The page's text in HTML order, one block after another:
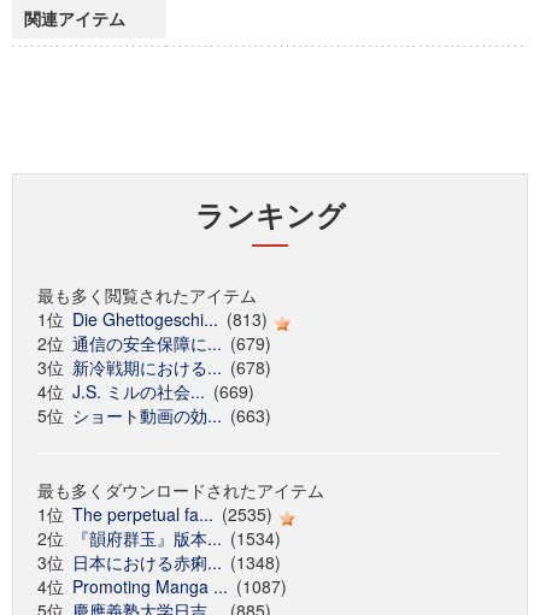
関連アイテム
ランキング
最も多く閲覧されたアイテム
1位 Die Ghettogeschi... (813)
2位 通信の安全保障に... (679)
3位 新冷戦期における... (678)
4位 J.S. ミルの社会... (669)
5位 ショート動画の効... (663)
最も多くダウンロードされたアイテム
1位 The perpetual fa... (2535)
2位
『韻府群玉』版本... (1534)
3位 日本における赤痢... (1348)
4位 Promoting Manga ... (1087)
5位 慶應義塾大学日吉... (885)